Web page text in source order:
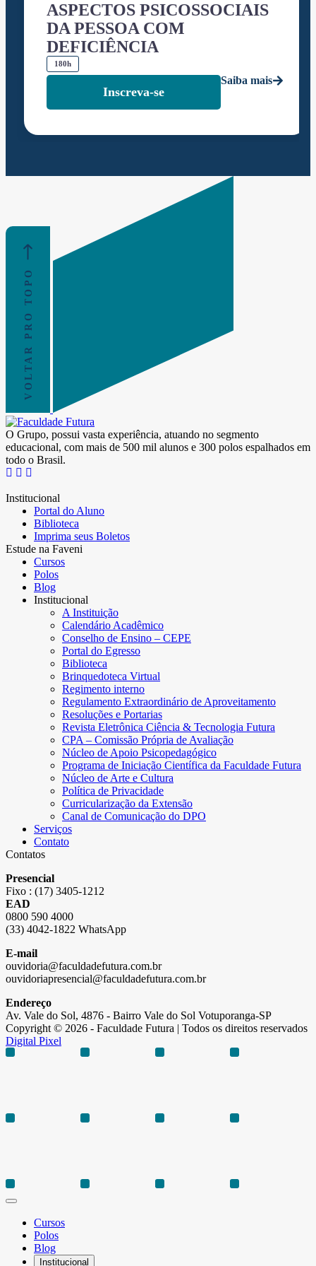
ASPECTOS PSICOSSOCIAIS
DA PESSOA COM
DEFICIÊNCIA
180h
Inscreva-se
Saiba mais
VOLTAR PRO TOPO
O Grupo, possui vasta experiência, atuando no segmento
educacional, com mais de 500 mil alunos e 300 polos espalhados em
todo o Brasil.
Institucional
Portal do Aluno
Biblioteca
Imprima seus Boletos
Estude na Faveni
Cursos
Polos
Blog
Institucional
A Instituição
Calendário Acadêmico
Conselho de Ensino – CEPE
Portal do Egresso
Biblioteca
Brinquedoteca Virtual
Regimento interno
Regulamento Extraordinário de Aproveitamento
Resoluções e Portarias
Revista Eletrônica Ciência & Tecnologia Futura
CPA – Comissão Própria de Avaliação
Núcleo de Apoio Psicopedagógico
Programa de Iniciação Científica da Faculdade Futura
Núcleo de Arte e Cultura
Política de Privacidade
Curricularização da Extensão
Canal de Comunicação do DPO
Serviços
Contato
Contatos
Presencial
Fixo : (17) 3405-1212
EAD
0800 590 4000
(33) 4042-1822 WhatsApp
E-mail
ouvidoria@faculdadefutura.com.br
ouvidoriapresencial@faculdadefutura.com.br
Endereço
Av. Vale do Sol, 4876 - Bairro Vale do Sol Votuporanga-SP
Copyright © 2026 - Faculdade Futura | Todos os direitos reservados
Digital Pixel
Cursos
Polos
Blog
Institucional